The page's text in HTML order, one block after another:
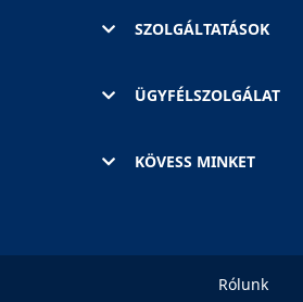
SZOLGÁLTATÁSOK
ÜGYFÉLSZOLGÁLAT
KÖVESS MINKET
Rólunk